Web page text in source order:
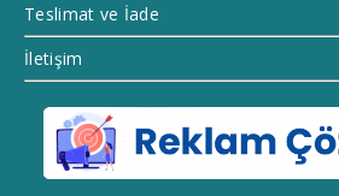
Teslimat ve İade
İletişim